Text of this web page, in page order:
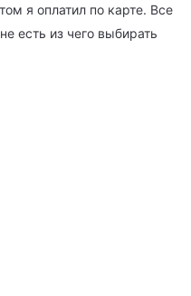
я оплатил по карте. Все
есть из чего выбирать